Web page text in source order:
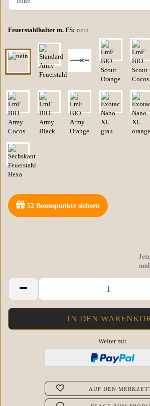
Feuerstahlhalter m. FS: nein
52 Bonuspunkte sichern
Weiter mit
AUF DEN